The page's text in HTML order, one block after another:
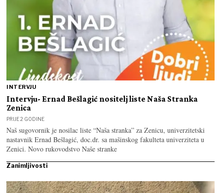
INTERVJU
Intervju- Ernad Bešlagić nositelj liste Naša Stranka
Zenica
PRIJE 2 GODINE
Naš sugovornik je nosilac liste “Naša stranka” za Zenicu, univerzitetski
nastavnik Ernad Bešlagić, doc.dr. sa mašinskog fakulteta univerziteta u
Zenici. Novo rukovodstvo Naše stranke
Zanimljivosti